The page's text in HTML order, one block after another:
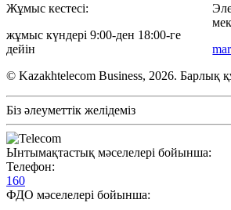
Жұмыс кестесі:
жұмыс күндері 9:00-ден 18:00-ге
дейін
© Kazakhtelecom Business, 2026. Барлық
Біз әлеуметтік желідеміз
Ынтымақтастық мәселелері бойынша:
Телефон:
160
ФДО мәселелері бойынша: